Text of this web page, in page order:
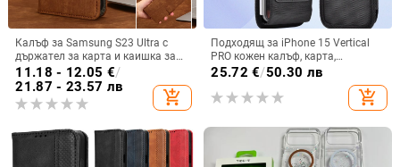
Калъф за Samsung S23 Ultra с
държател за карта и каишка за
през врата
11.18 - 12.05 €/
21.87 - 23.57 лв
add_shopping_cart
Подходящ за iPhone 15 Vertical
PRO кожен калъф, карта,
оксфордски плат, найлонов плат,
мобилен телефон
25.72 €/50.30 лв
add_shopping_cart